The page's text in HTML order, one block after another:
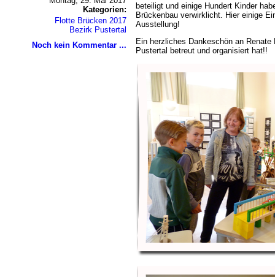
Kategorien:
Flotte Brücken 2017
Bezirk Pustertal
Noch kein Kommentar ...
beteiligt und einige Hundert Kinder
Brückenbau verwirklicht. Hier einige
Ausstellung!
Ein herzliches Dankeschön an
Pustertal betreut und organisiert hat!!